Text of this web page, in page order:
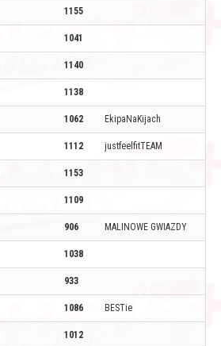
1155
1041
1140
1138
1062 EkipaNaKijach
1112 justfeelfitTEAM
1153
1109
906 MALINOWE GWIAZDY
1038
933
1086 BESTie
1012